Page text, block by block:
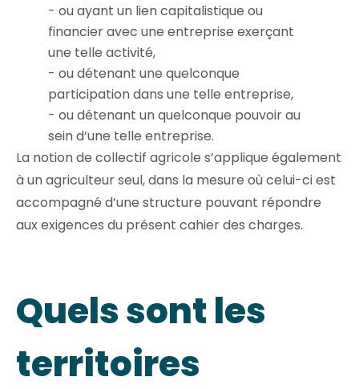
- ou ayant un lien capitalistique ou
financier avec une entreprise exerçant
une telle activité,
- ou détenant une quelconque
participation dans une telle entreprise,
- ou détenant un quelconque pouvoir au
sein d’une telle entreprise.
La notion de collectif agricole s’applique également
à un agriculteur seul, dans la mesure où celui-ci est
accompagné d’une structure pouvant répondre
aux exigences du présent cahier des charges.
Quels sont les
territoires